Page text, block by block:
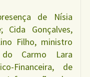
de Nísia
Cida Gonçalves,
Filho, ministro
do Carmo Lara
Financeira, de